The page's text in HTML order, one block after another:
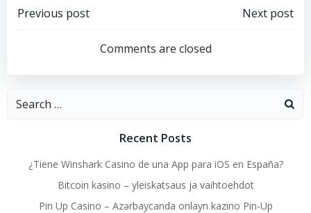
Post
navigation
Previous post
navigation
Next post
Comments are closed
Search
Recent Posts
¿Tiene Winshark Casino de una App para iOS en España?
Bitcoin kasino – yleiskatsaus ja vaihtoehdot
Pin Up Casino – Azərbaycanda onlayn kazino Pin-Up